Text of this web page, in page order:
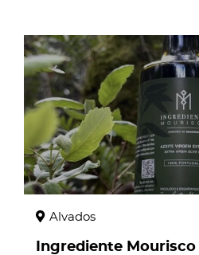
page
Alvados
Ingrediente Mourisco